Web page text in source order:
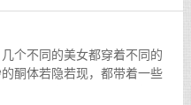
女都穿着不同的
酮体若隐若现，都带着一些
内顿时亮了。李文强觉得自